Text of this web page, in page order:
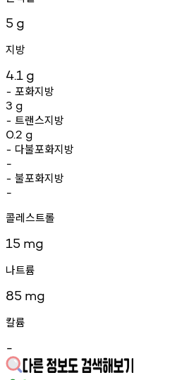
5 g
지방
4.1 g
- 포화지방
3 g
- 트랜스지방
0.2 g
- 다불포화지방
-
- 불포화지방
-
콜레스트롤
15 mg
나트륨
85 mg
칼륨
-